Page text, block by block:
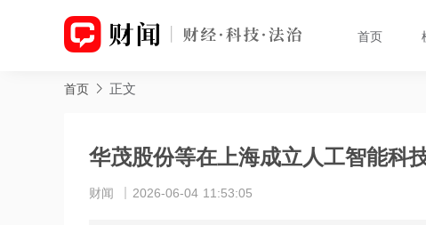
首页
首页 正文
华茂股份等在上海成立人工智能科
财闻 2026-06-04 11:53:05